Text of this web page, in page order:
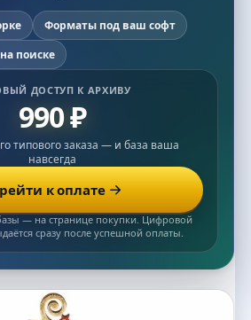
Форматы под ваш софт
поиске
ДОСТУП К АРХИВУ
990 ₽
типового заказа — и база ваша
навсегда
к оплате
— на странице покупки. Цифровой
сразу после успешной оплаты.